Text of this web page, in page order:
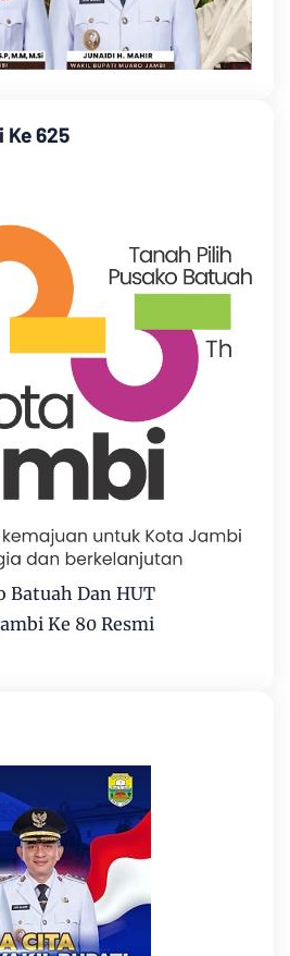
Ke 625
Batuah Dan HUT
Ke 80 Resmi